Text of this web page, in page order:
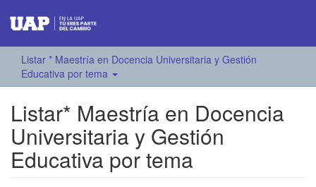
Listar * Maestría en Docencia Universitaria y Gestión
Educativa por tema
Listar* Maestría en Docencia
Universitaria y Gestión
Educativa por tema